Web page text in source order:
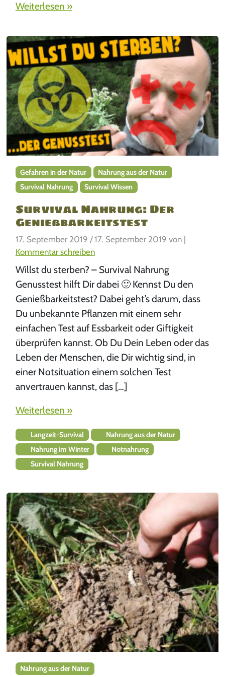
Weiterlesen »
Gefahren in der Natur
Nahrung aus der Natur
Survival Nahrung
Survival Wissen
Survival Nahrung: Der
Genießbarkeitstest
17. September 2019 / 17. September 2019 von |
Kommentar schreiben
Willst du sterben? – Survival Nahrung
Genusstest hilft Dir dabei 🙂 Kennst Du den
Genießbarkeitstest? Dabei geht’s darum, dass
Du unbekannte Pflanzen mit einem sehr
einfachen Test auf Essbarkeit oder Giftigkeit
überprüfen kannst. Ob Du Dein Leben oder das
Leben der Menschen, die Dir wichtig sind, in
einer Notsituation einem solchen Test
anvertrauen kannst, das […]
Weiterlesen »
Langzeit-Survival
Nahrung aus der Natur
Nahrung im Winter
Notnahrung
Survival Nahrung
Nahrung aus der Natur